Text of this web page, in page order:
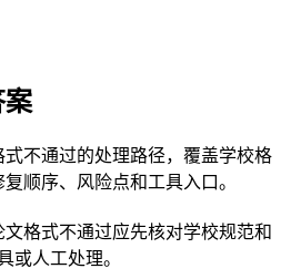
案
不通过的处理路径，覆盖学校格
顺序、风险点和工具入口。
格式不通过应先核对学校规范和
或人工处理。